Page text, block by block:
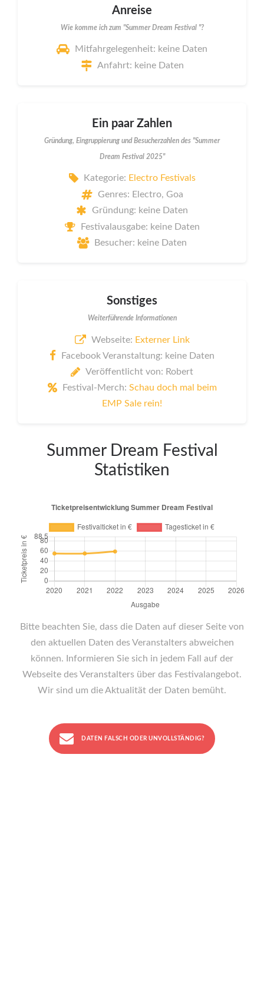
Anreise
Wie komme ich zum "Summer Dream Festival "?
Mitfahrgelegenheit: keine Daten
Anfahrt: keine Daten
Ein paar Zahlen
Gründung, Eingruppierung und Besucherzahlen des "Summer
Dream Festival 2025"
Kategorie: Electro Festivals
Genres: Electro, Goa
Gründung: keine Daten
Festivalausgabe: keine Daten
Besucher: keine Daten
Sonstiges
Weiterführende Informationen
Webseite: Externer Link
Facebook Veranstaltung: keine Daten
Veröffentlicht von: Robert
Festival-Merch: Schau doch mal beim
EMP Sale rein!
Summer Dream Festival
Statistiken
Bitte beachten Sie, dass die Daten auf dieser Seite von
den aktuellen Daten des Veranstalters abweichen
können. Informieren Sie sich in jedem Fall auf der
Webseite des Veranstalters über das Festivalangebot.
Wir sind um die Aktualität der Daten bemüht.
DATEN FALSCH ODER UNVOLLSTÄNDIG?